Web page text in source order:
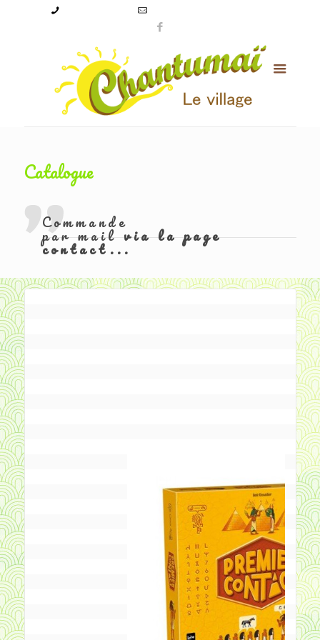
Catalogue
Commande
par mailvia la page
contact...